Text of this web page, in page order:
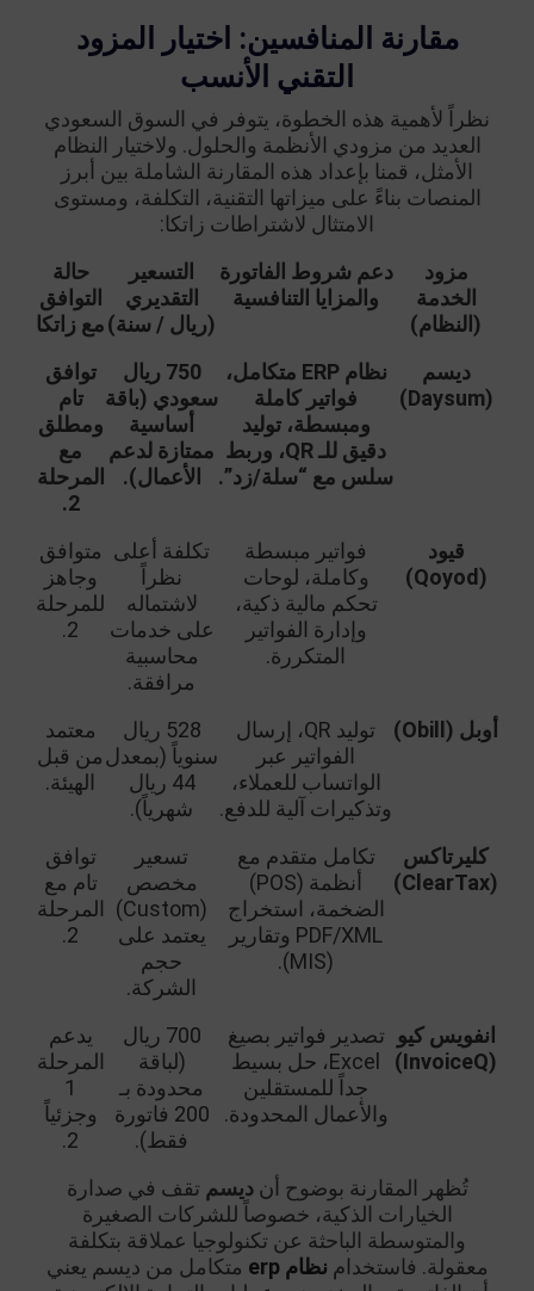
مقارنة المنافسين: اختيار المزود
التقني الأنسب
نظراً لأهمية هذه الخطوة، يتوفر في السوق السعودي
العديد من مزودي الأنظمة والحلول. ولاختيار النظام
الأمثل، قمنا بإعداد هذه المقارنة الشاملة بين أبرز
المنصات بناءً على ميزاتها التقنية، التكلفة، ومستوى
الامتثال لاشتراطات زاتكا:
مزود
الخدمة
(النظام)
دعم شروط الفاتورة
والمزايا التنافسية
التسعير
التقديري
(ريال / سنة)
حالة
التوافق
مع زاتكا
ديسم
(Daysum)
نظام ERP متكامل،
فواتير كاملة
ومبسطة، توليد
دقيق للـ QR، وربط
سلس مع “سلة/زد”.
750 ريال
سعودي (باقة
أساسية
ممتازة لدعم
الأعمال).
توافق
تام
ومطلق
مع
المرحلة
2.
قيود
(Qoyod)
فواتير مبسطة
وكاملة، لوحات
تحكم مالية ذكية،
وإدارة الفواتير
المتكررة.
تكلفة أعلى
نظراً
لاشتماله
على خدمات
محاسبية
مرافقة.
متوافق
وجاهز
للمرحلة
2.
أوبل (Obill)
توليد QR، إرسال
الفواتير عبر
الواتساب للعملاء،
وتذكيرات آلية للدفع.
528 ريال
سنوياً (بمعدل
44 ريال
شهرياً).
معتمد
من قبل
الهيئة.
كليرتاكس
(ClearTax)
تكامل متقدم مع
أنظمة (POS)
الضخمة، استخراج
PDF/XML وتقارير
(MIS).
تسعير
مخصص
(Custom)
يعتمد على
حجم
الشركة.
توافق
تام مع
المرحلة
2.
انفويس كيو
(InvoiceQ)
تصدير فواتير بصيغ
Excel، حل بسيط
جداً للمستقلين
والأعمال المحدودة.
700 ريال
(لباقة
محدودة بـ
200 فاتورة
فقط).
يدعم
المرحلة
1
وجزئياً
2.
تُظهر المقارنة بوضوح أنديسم تقف في صدارة
الخيارات الذكية، خصوصاً للشركات الصغيرة
والمتوسطة الباحثة عن تكنولوجيا عملاقة بتكلفة
معقولة. فاستخدام نظام erp
متكامل من ديسم يعني